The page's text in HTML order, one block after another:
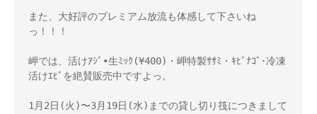
また、大好評のプレミアム放流も体感して下さいね
っ！！！
岬では、活けｱｼﾞ•生ﾐｯｸ(¥400)・岬特製ｻｻﾐ・ｷﾋﾞﾅｺﾞ･冷凍
活けｴﾋﾞを絶賛販売中ですよっ。
1月2日(火)〜3月19日(水)までの貸し切り筏につきまして